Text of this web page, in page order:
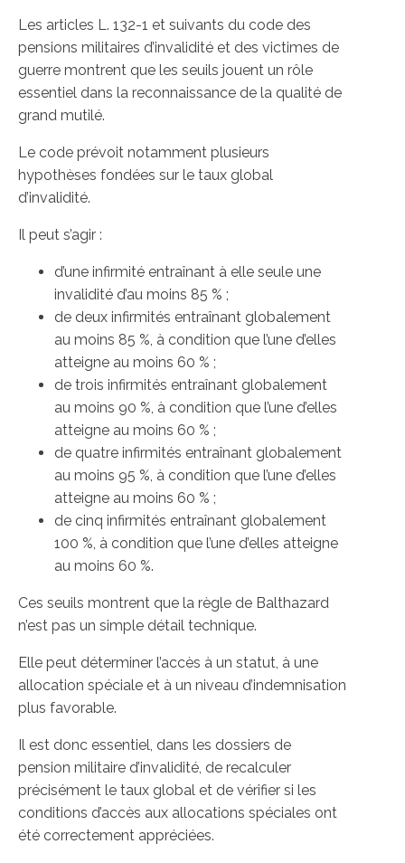
Les articles L. 132-1 et suivants du code des
pensions militaires d’invalidité et des victimes de
guerre montrent que les seuils jouent un rôle
essentiel dans la reconnaissance de la qualité de
grand mutilé.
Le code prévoit notamment plusieurs
hypothèses fondées sur le taux global
d’invalidité.
Il peut s’agir :
d’une infirmité entraînant à elle seule une
invalidité d’au moins 85 % ;
de deux infirmités entraînant globalement
au moins 85 %, à condition que l’une d’elles
atteigne au moins 60 % ;
de trois infirmités entraînant globalement
au moins 90 %, à condition que l’une d’elles
atteigne au moins 60 % ;
de quatre infirmités entraînant globalement
au moins 95 %, à condition que l’une d’elles
atteigne au moins 60 % ;
de cinq infirmités entraînant globalement
100 %, à condition que l’une d’elles atteigne
au moins 60 %.
Ces seuils montrent que la règle de Balthazard
n’est pas un simple détail technique.
Elle peut déterminer l’accès à un statut, à une
allocation spéciale et à un niveau d’indemnisation
plus favorable.
Il est donc essentiel, dans les dossiers de
pension militaire d’invalidité, de recalculer
précisément le taux global et de vérifier si les
conditions d’accès aux allocations spéciales ont
été correctement appréciées.